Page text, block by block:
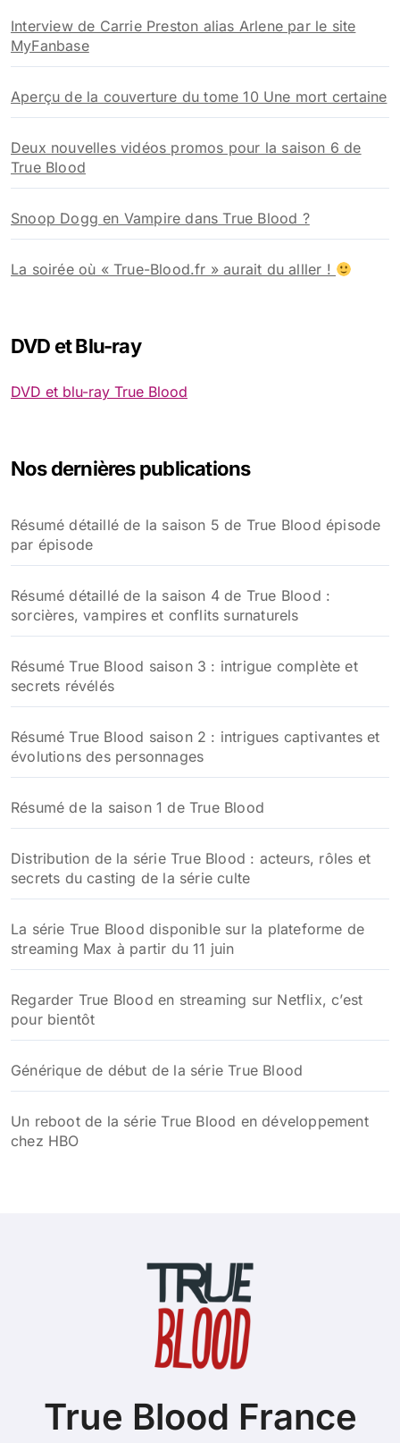
Interview de Carrie Preston alias Arlene par le site
MyFanbase
Aperçu de la couverture du tome 10 Une mort certaine
Deux nouvelles vidéos promos pour la saison 6 de
True Blood
Snoop Dogg en Vampire dans True Blood ?
La soirée où « True-Blood.fr » aurait du alller !
DVD et Blu-ray
DVD et blu-ray True Blood
Nos dernières publications
Résumé détaillé de la saison 5 de True Blood épisode
par épisode
Résumé détaillé de la saison 4 de True Blood :
sorcières, vampires et conflits surnaturels
Résumé True Blood saison 3 : intrigue complète et
secrets révélés
Résumé True Blood saison 2 : intrigues captivantes et
évolutions des personnages
Résumé de la saison 1 de True Blood
Distribution de la série True Blood : acteurs, rôles et
secrets du casting de la série culte
La série True Blood disponible sur la plateforme de
streaming Max à partir du 11 juin
Regarder True Blood en streaming sur Netflix, c’est
pour bientôt
Générique de début de la série True Blood
Un reboot de la série True Blood en développement
chez HBO
True Blood France